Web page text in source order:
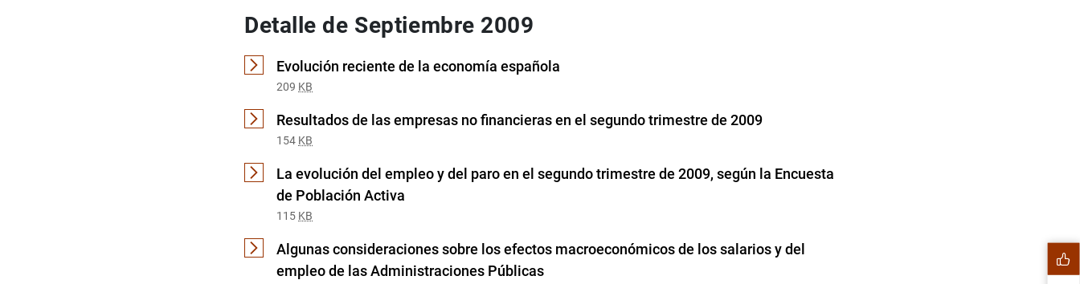
Detalle de Septiembre 2009
Evolución reciente de la economía española
209 KB
Resultados de las empresas no financieras en el segundo trimestre de 2009
154 KB
La evolución del empleo y del paro en el segundo trimestre de 2009, según la Encuesta
de Población Activa
115 KB
Algunas consideraciones sobre los efectos macroeconómicos de los salarios y del
empleo de las Administraciones Públicas